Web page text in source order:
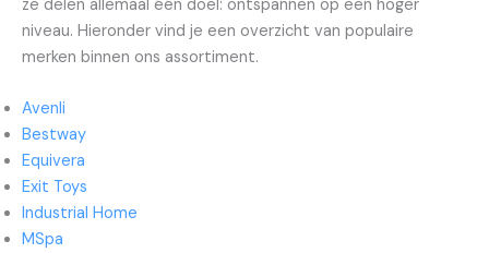
ze delen allemaal één doel: ontspannen op een hoger
niveau. Hieronder vind je een overzicht van populaire
merken binnen ons assortiment.
Avenli
Bestway
Equivera
Exit Toys
Industrial Home
MSpa